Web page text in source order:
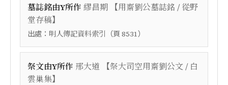
墓誌銘由Y所作 繆昌期 【用齋劉公墓誌銘 / 從野
堂存稿】
出處： 明人傳記資料索引 （頁 8531）
祭文由Y所作 邢大道 【祭大司空用齋劉公文 / 白
雲巢集】